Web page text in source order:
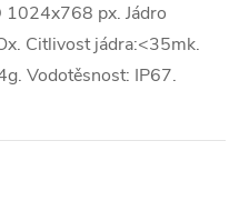
1024x768 px. Jádro
Citlivost jádra:<35mk.
Vodotěsnost: IP67.